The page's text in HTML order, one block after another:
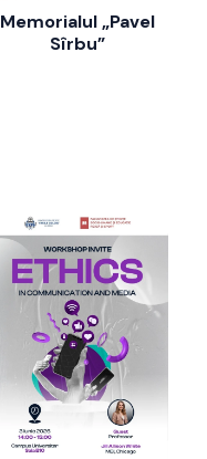
Memorialul „Pavel
Sîrbu”